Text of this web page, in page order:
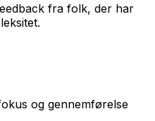
fra folk, der har
og gennemførelse